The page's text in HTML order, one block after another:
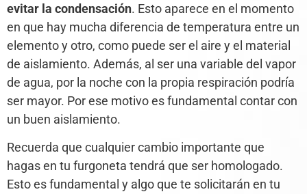
evitar la condensación. Esto aparece en el momento
en que hay mucha diferencia de temperatura entre un
elemento y otro, como puede ser el aire y el material
de aislamiento. Además, al ser una variable del vapor
de agua, por la noche con la propia respiración podría
ser mayor. Por ese motivo es fundamental contar con
un buen aislamiento.
Recuerda que cualquier cambio importante que
hagas en tu furgoneta tendrá que ser homologado.
Esto es fundamental y algo que te solicitarán en tu